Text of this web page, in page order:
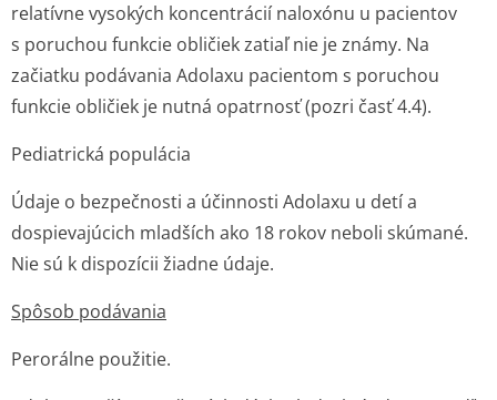
relatívne vysokých koncentrácií naloxónu u pacientov
s poruchou funkcie obličiek zatiaľ nie je známy. Na
začiatku podávania Adolaxu pacientom s poruchou
funkcie obličiek je nutná opatrnosť (pozri časť 4.4).
Pediatrická populácia
Údaje o bezpečnosti a účinnosti Adolaxu u detí a
dospievajúcich mladších ako 18 rokov neboli skúmané.
Nie sú k dispozícii žiadne údaje.
Spôsob podávania
Perorálne použitie.